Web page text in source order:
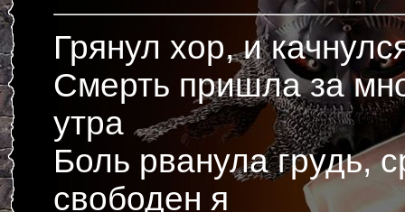
Грянул хор, и
Смерть пришла за
утра
Боль рванула грудь,
свободен я